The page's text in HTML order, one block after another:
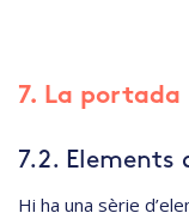
7. La portada
7.2. Elements
Hi ha una sèrie